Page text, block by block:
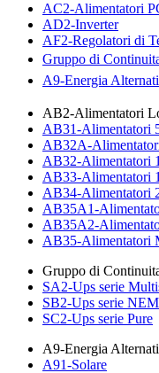
AC2-Alimentatori
AD2-Inverter
AF2-Regolatori di
Gruppo di
A9-Energia
AB2-Alimentatori
AB31-Alimentatori
AB32A-
AB32-Alimentatori
AB33-Alimentatori
AB34-Alimentatori
AB35A1-
AB35A2-
AB35-Alimentatori
Gruppo di
SA2-Ups serie
SB2-Ups serie
SC2-Ups serie Pure
A9-Energia
A91-Solare